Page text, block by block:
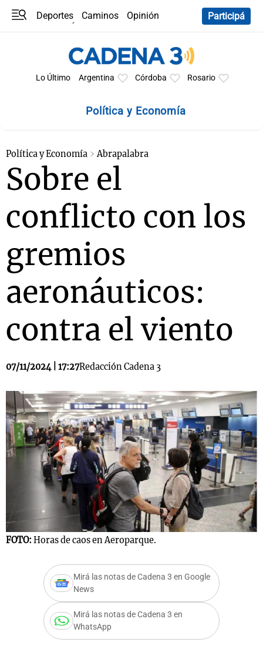
Deportes Caminos
Opinión
Participá
Lo Último Argentina Córdoba Rosario
Política y Economía
Política y Economía Abrapalabra
Sobre el
conflicto con los
gremios
aeronáuticos:
contra el viento
07/11/2024 | 17:27Redacción Cadena 3
FOTO: Horas de caos en Aeroparque.
Mirá las notas de Cadena 3 en Google
News
Mirá las notas de Cadena 3 en
WhatsApp
Notas
Mundial 2026
Notas
La Sole en
Cadena 3